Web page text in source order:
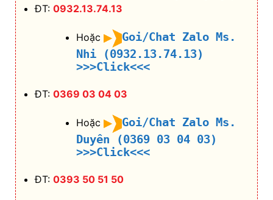
ĐT: 0932.13.74.13
Hoặc
Goi/Chat Zalo Ms.
Nhi (0932.13.74.13)
>>>Click<<<
ĐT: 0369 03 04 03
Hoặc
Goi/Chat Zalo Ms.
Duyên (0369 03 04 03)
>>>Click<<<
ĐT: 0393 50 51 50